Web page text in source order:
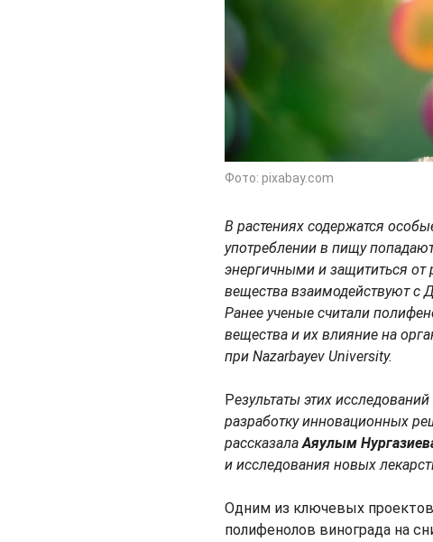
Фото: pixabay.com
В растениях содержатся
употреблении в пищу
энергичными и защититься от
вещества взаимодействуют
Ранее ученые считали
вещества и их влияние на
при Nazarbayev University.
Результаты этих
разработку инновационных
рассказалаАяулым
и исследования новых
Одним из ключевых проектов
полифенолов винограда на